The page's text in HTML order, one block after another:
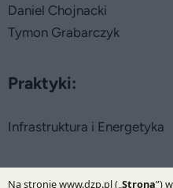
Daniel Chojnacki
Tymon Grabarczyk
Praktyki:
Infrastruktura i Energetyka
Specjalizacje: